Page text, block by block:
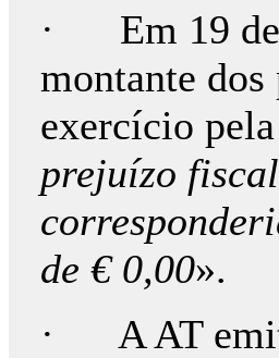
· Em 19 de
montante
exercício
prejuízo
de € 0,00».
· A AT